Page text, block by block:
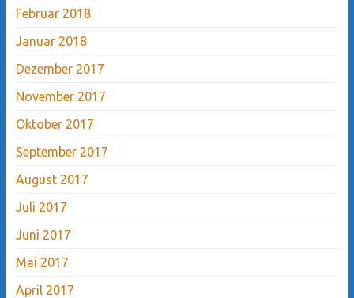
Februar 2018
Januar 2018
Dezember 2017
November 2017
Oktober 2017
September 2017
August 2017
Juli 2017
Juni 2017
Mai 2017
April 2017